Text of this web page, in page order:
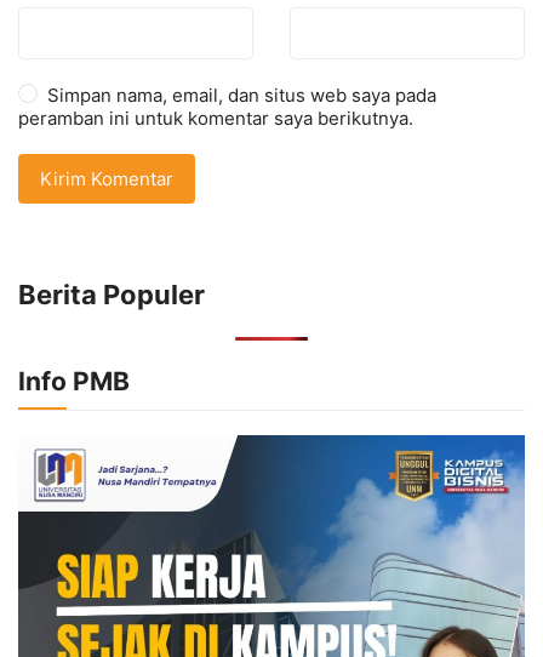
Simpan nama, email, dan situs web saya pada
peramban ini untuk komentar saya berikutnya.
Berita Populer
Info PMB